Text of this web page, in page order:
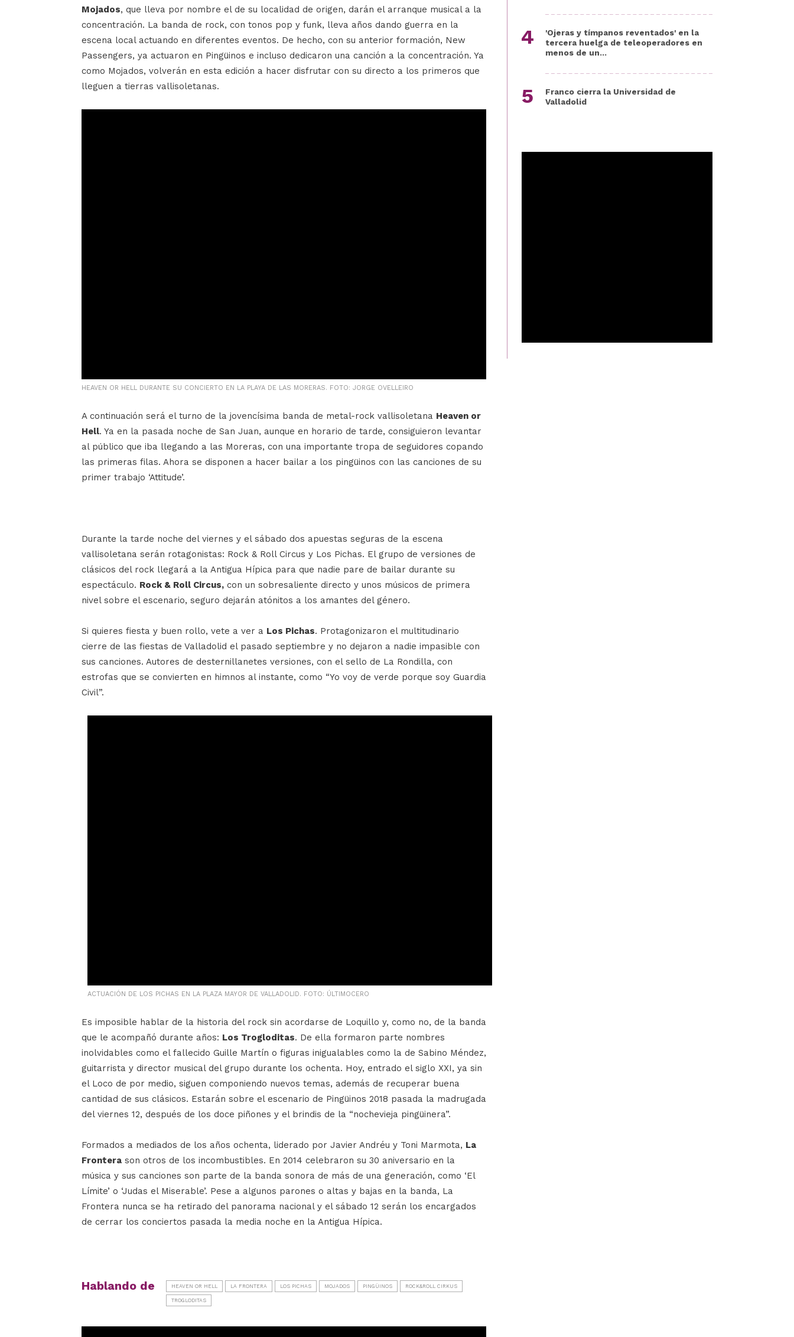
Mojados, que lleva por nombre el de su localidad de origen, darán el arranque musical a la
concentración. La banda de rock, con tonos pop y funk, lleva años dando guerra en la
escena local actuando en diferentes eventos. De hecho, con su anterior formación, New
Passengers, ya actuaron en Pingüinos e incluso dedicaron una canción a la concentración. Ya
como Mojados, volverán en esta edición a hacer disfrutar con su directo a los primeros que
lleguen a tierras vallisoletanas.
HEAVEN OR HELL DURANTE SU CONCIERTO EN LA PLAYA DE LAS MORERAS. FOTO: JORGE OVELLEIRO
A continuación será el turno de la jovencísima banda de metal-rock vallisoletana Heaven or
Hell. Ya en la pasada noche de San Juan, aunque en horario de tarde, consiguieron levantar
al público que iba llegando a las Moreras, con una importante tropa de seguidores copando
las primeras filas. Ahora se disponen a hacer bailar a los pingüinos con las canciones de su
primer trabajo ‘Attitude’.
Durante la tarde noche del viernes y el sábado dos apuestas seguras de la escena
vallisoletana serán rotagonistas: Rock & Roll Circus y Los Pichas. El grupo de versiones de
clásicos del rock llegará a la Antigua Hípica para que nadie pare de bailar durante su
espectáculo. Rock & Roll Circus, con un sobresaliente directo y unos músicos de primera
nivel sobre el escenario, seguro dejarán atónitos a los amantes del género.
Si quieres fiesta y buen rollo, vete a ver a Los Pichas. Protagonizaron el multitudinario
cierre de las fiestas de Valladolid el pasado septiembre y no dejaron a nadie impasible con
sus canciones. Autores de desternillanetes versiones, con el sello de La Rondilla, con
estrofas que se convierten en himnos al instante, como “Yo voy de verde porque soy Guardia
Civil”.
ACTUACIÓN DE LOS PICHAS EN LA PLAZA MAYOR DE VALLADOLID. FOTO: ÚLTIMOCERO
Es imposible hablar de la historia del rock sin acordarse de Loquillo y, como no, de la banda
que le acompañó durante años: Los Trogloditas. De ella formaron parte nombres
inolvidables como el fallecido Guille Martín o figuras inigualables como la de Sabino Méndez,
guitarrista y director musical del grupo durante los ochenta. Hoy, entrado el siglo XXI, ya sin
el Loco de por medio, siguen componiendo nuevos temas, además de recuperar buena
cantidad de sus clásicos. Estarán sobre el escenario de Pingüinos 2018 pasada la madrugada
del viernes 12, después de los doce piñones y el brindis de la “nochevieja pingüinera”.
Formados a mediados de los años ochenta, liderado por Javier Andréu y Toni Marmota, La
Frontera son otros de los incombustibles. En 2014 celebraron su 30 aniversario en la
música y sus canciones son parte de la banda sonora de más de una generación, como ‘El
Límite’ o ‘Judas el Miserable’. Pese a algunos parones o altas y bajas en la banda, La
Frontera nunca se ha retirado del panorama nacional y el sábado 12 serán los encargados
de cerrar los conciertos pasada la media noche en la Antigua Hípica.
Hablando de HEAVEN OR HELL LA FRONTERA LOS PICHAS MOJADOS PINGÜINOS ROCK&ROLL CIRKUS
TROGLODITAS
'Ojeras y tímpanos reventados' en la
tercera huelga de teleoperadores en
menos de un...
Franco cierra la Universidad de
Valladolid